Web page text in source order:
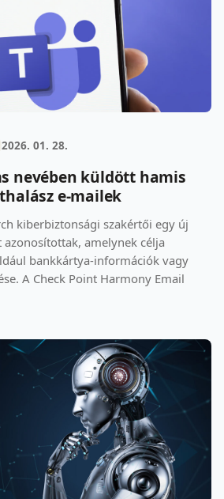
2026. 01. 28.
nevében küldött hamis
e-mailek
kiberbiztonsági szakértői egy új
amelynek célja
bankkártya-információk vagy
A Check Point Harmony Email